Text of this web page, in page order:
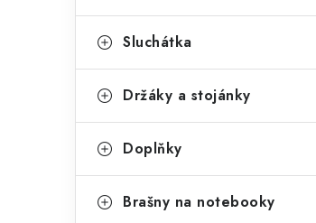
Sluchátka
Držáky a stojánky
Doplňky
Brašny na notebooky